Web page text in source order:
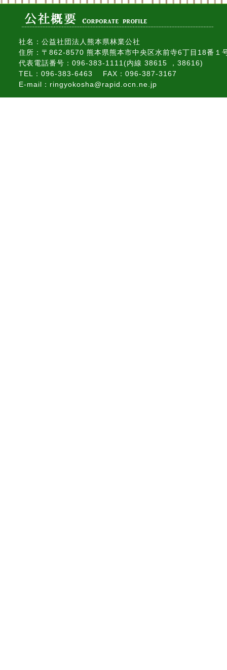
社名：公益社団法人熊本県林業公社
住所：〒862-8570 熊本県熊本市中央区水前寺6丁目18番１
代表電話番号：096-383-1111(内線 38615 ，38616)
TEL：096-383-6463 FAX：096-387-3167
E-mail：ringyokosha@rapid.ocn.ne.jp